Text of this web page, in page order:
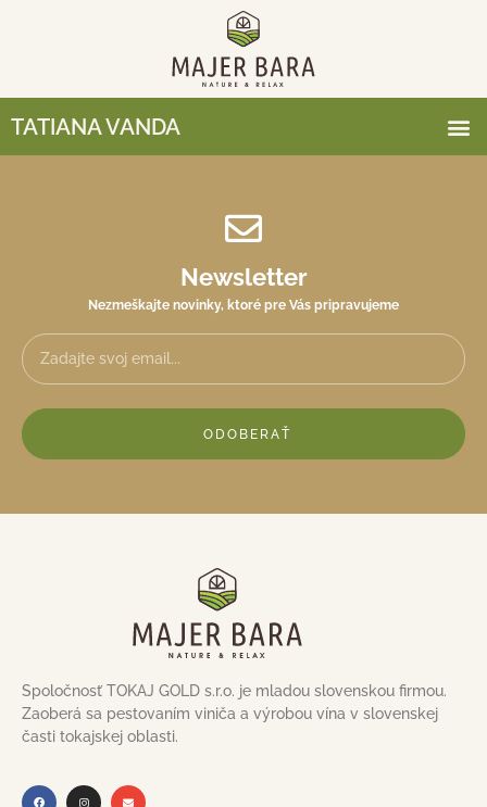
TATIANA VANDA
Newsletter
Nezmeškajte novinky, ktoré pre Vás pripravujeme
ODOBERAŤ
Spoločnosť TOKAJ GOLD s.r.o. je mladou slovenskou firmou.
Zaoberá sa pestovaním viniča a výrobou vína v slovenskej
časti tokajskej oblasti.